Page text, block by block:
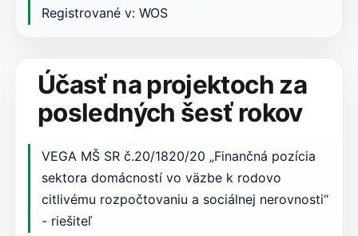
Registrované v: WOS
Účasť na projektoch za
posledných šesť rokov
VEGA MŠ SR č.20/1820/20 „Finančná pozícia
sektora domácností vo väzbe k rodovo
citlivému rozpočtovaniu a sociálnej nerovnosti“
- riešiteľ